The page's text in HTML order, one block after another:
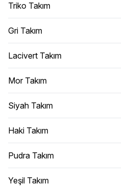
Triko Takım
Gri Takım
Lacivert Takım
Mor Takım
Siyah Takım
Haki Takım
Pudra Takım
Yeşil Takım